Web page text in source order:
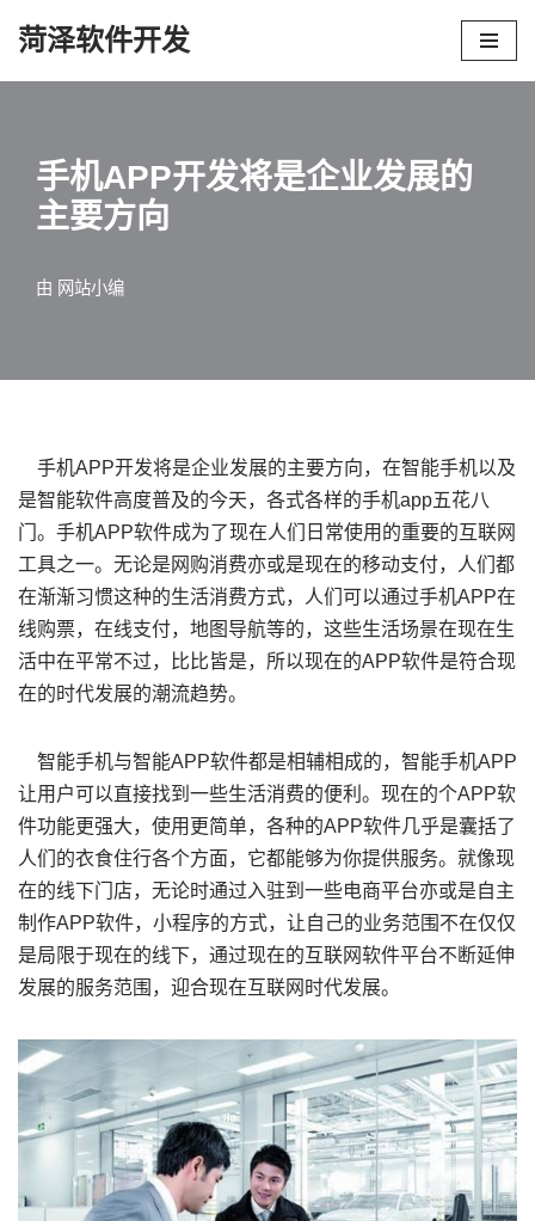
菏泽软件开发
手机APP开发将是企业发展的
主要方向
由 网站小编
手机APP开发将是企业发展的主要方向，在智能手机以及
是智能软件高度普及的今天，各式各样的手机app五花八
门。手机APP软件成为了现在人们日常使用的重要的互联网
工具之一。无论是网购消费亦或是现在的移动支付，人们都
在渐渐习惯这种的生活消费方式，人们可以通过手机APP在
线购票，在线支付，地图导航等的，这些生活场景在现在生
活中在平常不过，比比皆是，所以现在的APP软件是符合现
在的时代发展的潮流趋势。
智能手机与智能APP软件都是相辅相成的，智能手机APP
让用户可以直接找到一些生活消费的便利。现在的个APP软
件功能更强大，使用更简单，各种的APP软件几乎是囊括了
人们的衣食住行各个方面，它都能够为你提供服务。就像现
在的线下门店，无论时通过入驻到一些电商平台亦或是自主
制作APP软件，小程序的方式，让自己的业务范围不在仅仅
是局限于现在的线下，通过现在的互联网软件平台不断延伸
发展的服务范围，迎合现在互联网时代发展。